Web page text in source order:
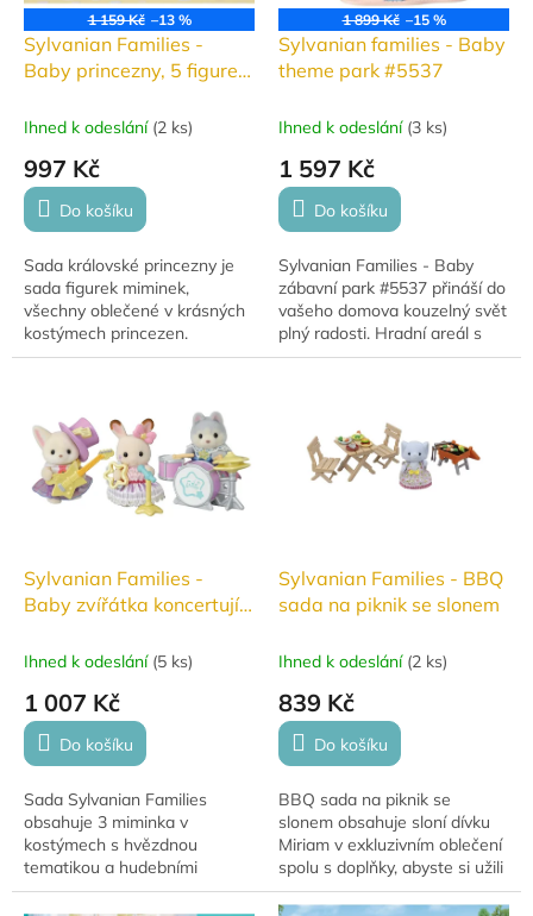
1 159 Kč –13 %
Sylvanian Families -
Baby princezny, 5 figurek
Ihned k odeslání (2 ks)
997 Kč
Do košíku
Sada královské princezny je
sada figurek miminek,
všechny oblečené v krásných
kostýmech princezen.
1 899 Kč –15 %
Sylvanian families - Baby
theme park #5537
Ihned k odeslání (3 ks)
1 597 Kč
Do košíku
Sylvanian Families - Baby
zábavní park #5537 přináší do
vašeho domova kouzelný svět
plný radosti. Hradní areál s
ruským kolem, vikingskou lodí
Sylvanian Families -
Baby zvířátka koncertují
Ihned k odeslání (5 ks)
1 007 Kč
Do košíku
Sada Sylvanian Families
obsahuje 3 miminka v
kostýmech s hvězdnou
tematikou a hudebními
nástroji – basovou kytaru,
Sylvanian Families - BBQ
sada na piknik se slonem
Ihned k odeslání (2 ks)
839 Kč
Do košíku
BBQ sada na piknik se
slonem obsahuje sloní dívku
Miriam v exkluzivním oblečení
spolu s doplňky, abyste si užili
hru s grilováním. Užijte si hru s